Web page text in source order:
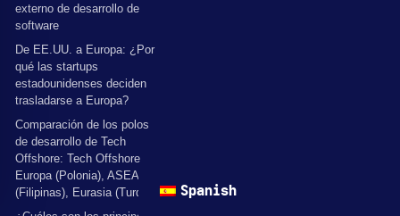
externo de desarrollo de
software
De EE.UU. a Europa: ¿Por
qué las startups
estadounidenses deciden
trasladarse a Europa?
Comparación de los polos
de desarrollo de Tech
Offshore: Tech Offshore
Europa (Polonia), ASEAN
(Filipinas), Eurasia (Turquía)
Spanish